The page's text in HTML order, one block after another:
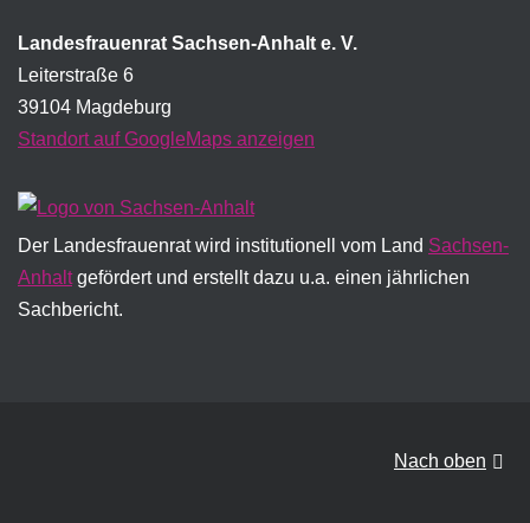
Landesfrauenrat Sachsen-Anhalt e. V.
Leiterstraße 6
39104 Magdeburg
Standort auf GoogleMaps anzeigen
Der Landesfrauenrat wird institutionell vom Land Sachsen-
Anhaltgefördert und erstellt dazu u.a. einen jährlichen
Sachbericht.
Nach oben